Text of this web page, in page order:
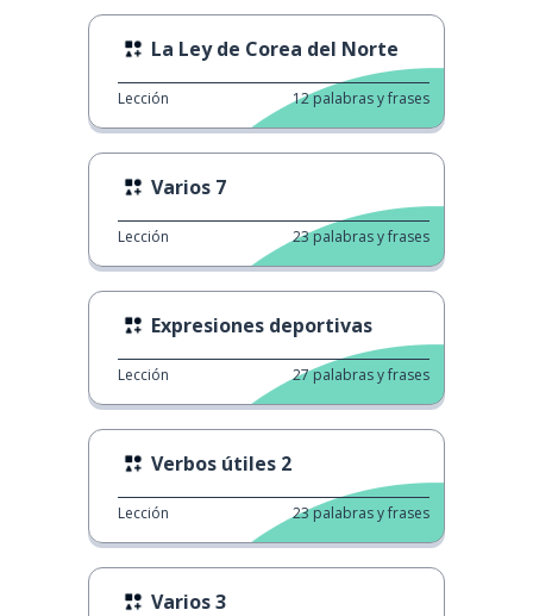
La Ley de Corea del Norte
Lección 12palabras y frases
Varios 7
Lección 23palabras y frases
Expresiones deportivas
Lección 27palabras y frases
Verbos útiles 2
Lección 23palabras y frases
Varios 3